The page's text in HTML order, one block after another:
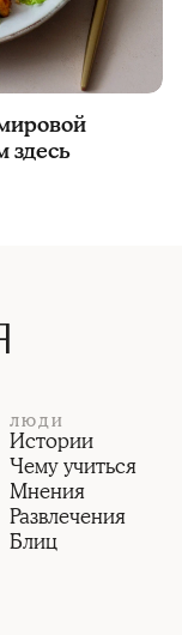
здесь
ЛЮДИ
Истории
Чему учиться
Мнения
Развлечения
Блиц